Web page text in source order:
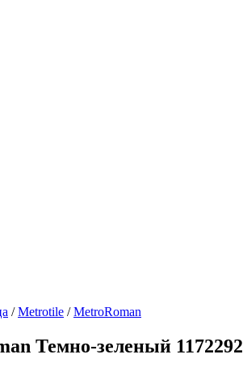
/ Metrotile / MetroRoman
Темно-зеленый 1172292